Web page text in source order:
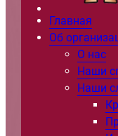
Главная
Об
О нас
Наши
Наши